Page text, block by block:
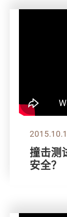
撞击测
安全？